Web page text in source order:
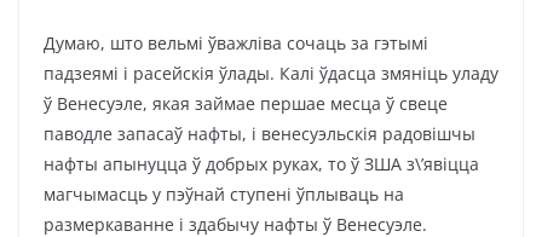
Думаю, што вельмі ўважліва сочаць за гэтымі
падзеямі і расейскія ўлады. Калі ўдасца змяніць уладу
ў Венесуэле, якая займае першае месца ў свеце
паводле запасаў нафты, і венесуэльскія радовішчы
нафты апынуцца ў добрых руках, то ў ЗША з\’явіцца
магчымасць у пэўнай ступені ўплываць на
размеркаванне і здабычу нафты ў Венесуэле.